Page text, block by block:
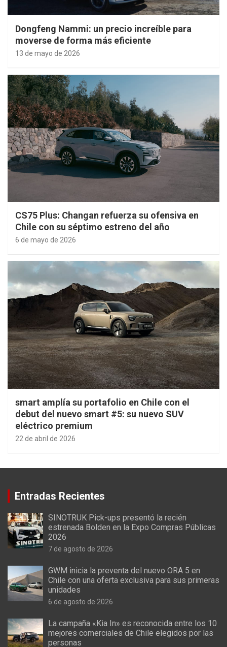
Dongfeng Nammi: un precio increíble para
moverse de forma más eficiente
13 de mayo de 2026
CS75 Plus: Changan refuerza su ofensiva en
Chile con su séptimo estreno del año
6 de mayo de 2026
smart amplía su portafolio en Chile con el
debut del nuevo smart #5: su nuevo SUV
eléctrico premium
22 de abril de 2026
Entradas Recientes
SINOTRUK Pick-ups presentó la recién
estrenada Bolden en la Expo Compras Públicas
2026
7 de agosto de 2026
GWM inicia la preventa del nuevo ORA 5 en
Chile con una oferta exclusiva para sus primeras
unidades
6 de agosto de 2026
La campaña «Kia In» es reconocida entre los 10
mejores comerciales de Chile elegidos por las
personas